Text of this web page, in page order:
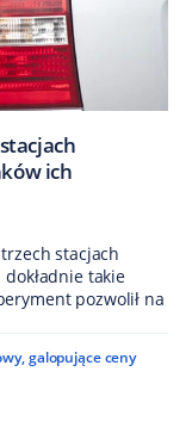
ich
stacjach
takie
pozwolił na
,galopujące ceny